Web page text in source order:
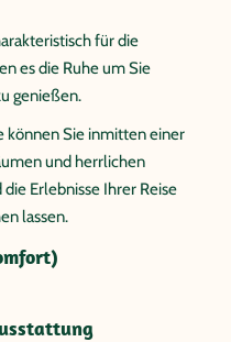
für die
es die Ruhe um Sie
genießen.
können Sie inmitten einer
und herrlichen
Erlebnisse Ihrer Reise
lassen.